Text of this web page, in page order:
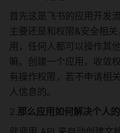
//
//authenSvc--
      ...
     //服务端ctx
fsOpenApp.Ctx
首先这是飞书的应用开发
主要还是和权限&安全相
用，任何人都可以操作其
嘛。创建一个应用，收敛
有操作权限，若不申请相
人信息的。
2.那么应用如何解决个人